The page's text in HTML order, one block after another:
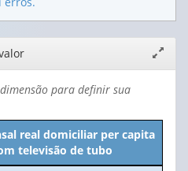
janela
para definir sua
real domiciliar per capita
televisão de tubo